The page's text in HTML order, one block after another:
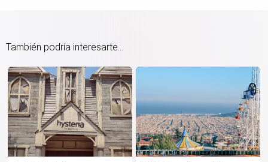
También podría interesarte...